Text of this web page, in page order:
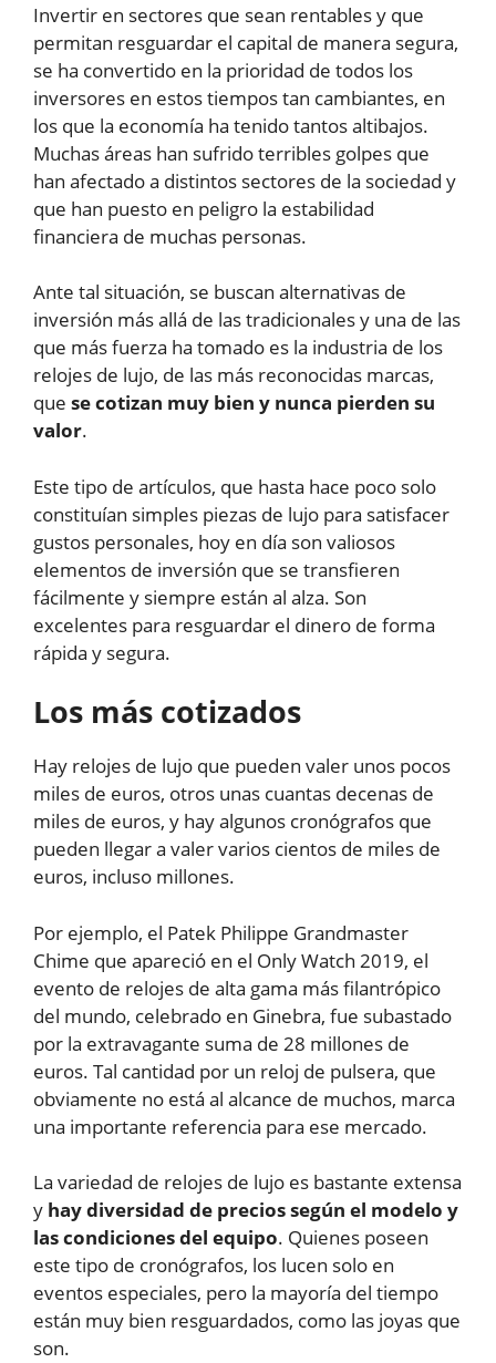
Invertir en sectores que sean rentables y que
permitan resguardar el capital de manera segura,
se ha convertido en la prioridad de todos los
inversores en estos tiempos tan cambiantes, en
los que la economía ha tenido tantos altibajos.
Muchas áreas han sufrido terribles golpes que
han afectado a distintos sectores de la sociedad y
que han puesto en peligro la estabilidad
financiera de muchas personas.
Ante tal situación, se buscan alternativas de
inversión más allá de las tradicionales y una de las
que más fuerza ha tomado es la industria de los
relojes de lujo, de las más reconocidas marcas,
que se cotizan muy bien y nunca pierden su
valor.
Este tipo de artículos, que hasta hace poco solo
constituían simples piezas de lujo para satisfacer
gustos personales, hoy en día son valiosos
elementos de inversión que se transfieren
fácilmente y siempre están al alza. Son
excelentes para resguardar el dinero de forma
rápida y segura.
Los más cotizados
Hay relojes de lujo que pueden valer unos pocos
miles de euros, otros unas cuantas decenas de
miles de euros, y hay algunos cronógrafos que
pueden llegar a valer varios cientos de miles de
euros, incluso millones.
Por ejemplo, el Patek Philippe Grandmaster
Chime que apareció en el Only Watch 2019, el
evento de relojes de alta gama más filantrópico
del mundo, celebrado en Ginebra, fue subastado
por la extravagante suma de 28 millones de
euros. Tal cantidad por un reloj de pulsera, que
obviamente no está al alcance de muchos, marca
una importante referencia para ese mercado.
La variedad de relojes de lujo es bastante extensa
y hay diversidad de precios según el modelo y
las condiciones del equipo. Quienes poseen
este tipo de cronógrafos, los lucen solo en
eventos especiales, pero la mayoría del tiempo
están muy bien resguardados, como las joyas que
son.